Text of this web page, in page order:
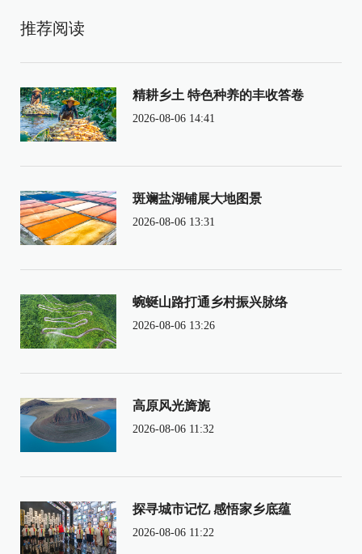
推荐阅读
精耕乡土 特色种养的丰收答卷
2026-08-06 14:41
斑斓盐湖铺展大地图景
2026-08-06 13:31
蜿蜒山路打通乡村振兴脉络
2026-08-06 13:26
高原风光旖旎
2026-08-06 11:32
探寻城市记忆 感悟家乡底蕴
2026-08-06 11:22